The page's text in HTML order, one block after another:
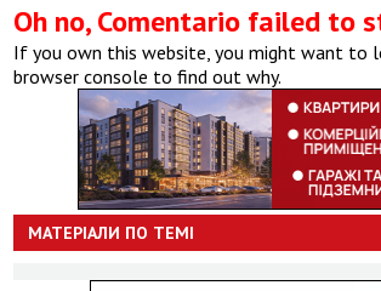
Oh no, Comentario failed to
If you own this website, you might want to
browser console to find out why.
МАТЕРІАЛИ ПО ТЕМІ